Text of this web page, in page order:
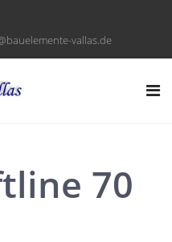
vallas.de
70